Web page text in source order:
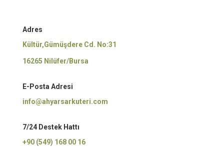
Adres
Kültür,Gümüşdere Cd. No:31
16265 Nilüfer/Bursa
E-Posta Adresi
info@ahyarsarkuteri.com
7/24 Destek Hattı
+90 (549) 168 00 16